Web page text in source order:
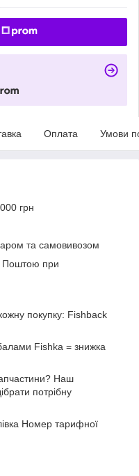
Оплата Умови
грн
та самовивозом
Поштою при
покупку: Fishback
Fishka = знижка
Наш
потрібну
Номер тарифної